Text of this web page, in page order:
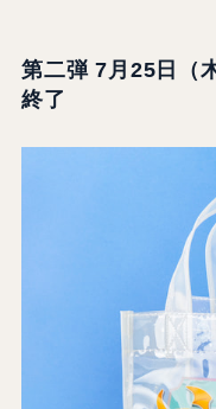
第二弾 7月25日（
終了